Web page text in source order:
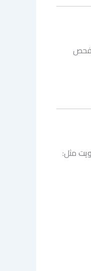
فحص
مثل: